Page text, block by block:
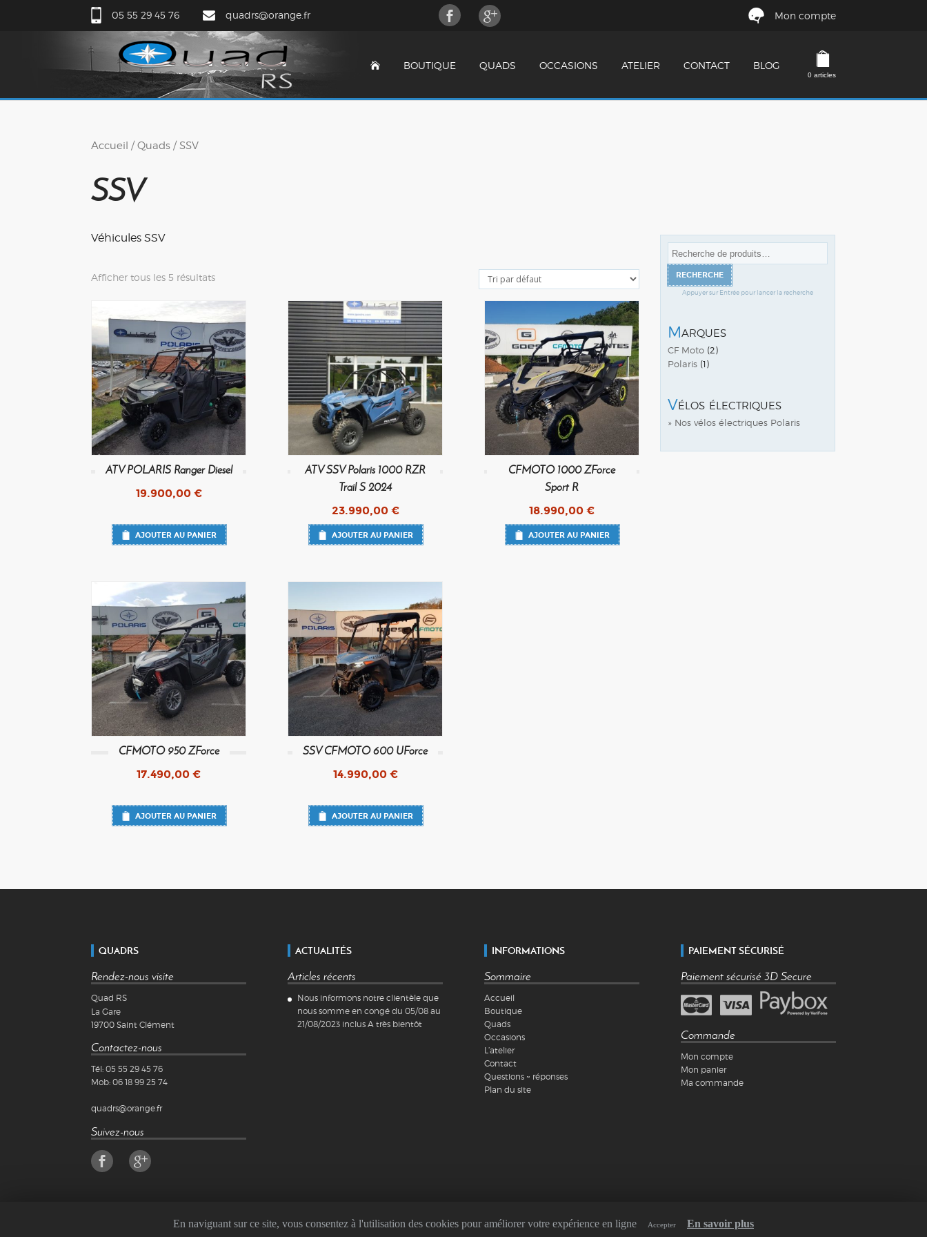
05 55 29 45 76 quadrs@orange.fr Mon compte
BOUTIQUE QUADS OCCASIONS ATELIER CONTACT BLOG
0 articles
Accueil /Quads / SSV
SSV
Véhicules SSV
Afficher tous les 5 résultats
ATV POLARIS Ranger Diesel
19.900,00 €
AJOUTER AU PANIER
ATV SSV Polaris 1000 RZR
Trail S 2024
23.990,00 €
AJOUTER AU PANIER
CFMOTO 1000 ZForce
Sport R
18.990,00 €
AJOUTER AU PANIER
CFMOTO 950 ZForce
17.490,00 €
AJOUTER AU PANIER
SSV CFMOTO 600 UForce
14.990,00 €
AJOUTER AU PANIER
Recherche
pour :
RECHERCHE
Marques
CF Moto (2)
Polaris (1)
Vélos électriques
» Nos vélos électriques Polaris
QUADRS
Rendez-nous visite
Quad RS
La Gare
19700 Saint Clément
Contactez-nous
Tél: 05 55 29 45 76
Mob: 06 18 99 25 74
quadrs@orange.fr
Suivez-nous
ACTUALITÉS
Articles récents
Nous informons notre clientèle que
nous somme en congé du 05/08 au
21/08/2023 inclus A très bientôt
INFORMATIONS
Sommaire
Accueil
Boutique
Quads
Occasions
L’atelier
Contact
Questions ~ réponses
Plan du site
PAIEMENT SÉCURISÉ
Paiement sécurisé 3D Secure
Commande
Mon compte
Mon panier
Ma commande
Conditions Générales de Vente Copyright ©2026 QuadRS Réalisé parWebaxones
En naviguant sur ce site, vous consentez à l'utilisation des cookies pour améliorer votre expérience en ligne Accepter En savoir plus